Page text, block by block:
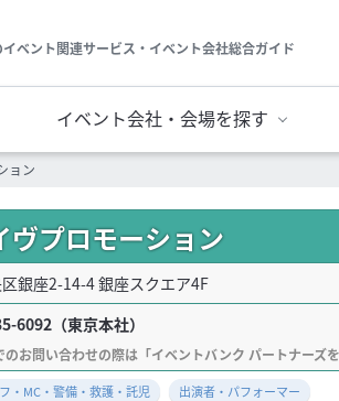
ベント関連サービス・イベント会社総合ガイド
イベント会社・会場を探す
ョン
ヴプロモーション
銀座2-14-4 銀座スクエア4F
6092 （東京本社）
・MC・警備・救護・託児 出演者・パフォーマー